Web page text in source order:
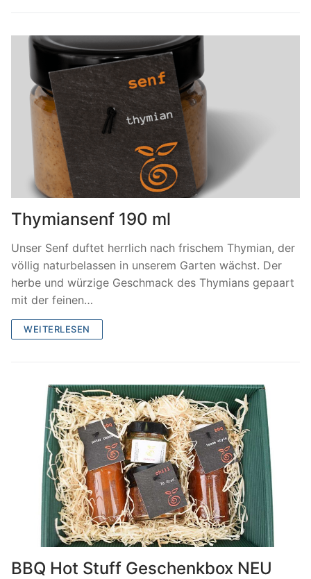
Thymiansenf 190 ml
Unser Senf duftet herrlich nach frischem Thymian, der
völlig naturbelassen in unserem Garten wächst. Der
herbe und würzige Geschmack des Thymians gepaart
mit der feinen…
WEITERLESEN
BBQ Hot Stuff Geschenkbox NEU